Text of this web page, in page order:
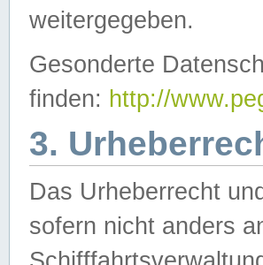
weitergegeben.
Gesonderte
finden: http://
3.
Das Urheberrecht
sofern nicht anders